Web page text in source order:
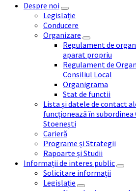
Despre noi
Legislație
Conducere
Organizare
Regulament de
aparat propriu
Regulament de
Consiliul Local
Organigrama
Stat de functii
Lista și datele de contact
funcționează în
Stoenești
Carieră
Programe și Strategii
Rapoarte și Studii
Informații de interes public
Solicitare informații
Legislație